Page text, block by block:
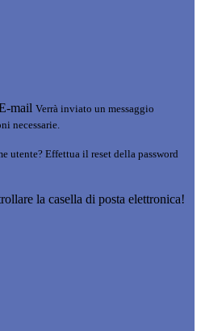
mail Verrà inviato un messaggio
necessarie.
utente? Effettua il reset della password
la casella di posta elettronica!